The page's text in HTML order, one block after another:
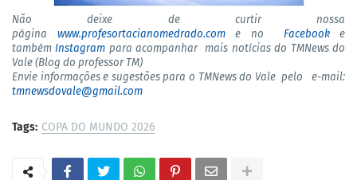
Não deixe de curtir nossa
página www.profesortacianomedrado.come no Facebooke
tambémInstagram para acompanhar mais notícias do TMNews do
Vale (Blog do professor TM)
Envie informações e sugestões para o TMNews do Vale pelo e-mail:
tmnewsdovale@gmail.com
Tags: COPA DO MUNDO 2026